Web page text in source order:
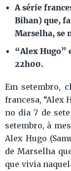
A série
Bihan) que,
Marselha, se
“Alex Hugo”
22h00.
Em setembro,
francesa, “Alex
no dia 7 de
setembro, à
Alex Hugo
de Marselha
que vivia